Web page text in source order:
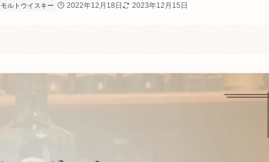
モルトウイスキー 2022年12月18日 2023年12月15日